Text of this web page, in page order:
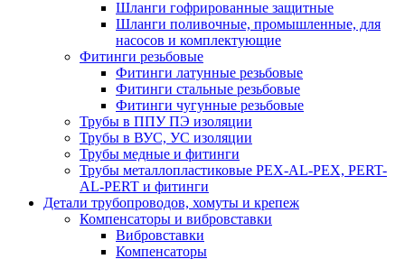
Шланги гофрированные защитные
Шланги поливочные, промышленные, для
насосов и комплектующие
Фитинги резьбовые
Фитинги латунные резьбовые
Фитинги стальные резьбовые
Фитинги чугунные резьбовые
Трубы в ППУ ПЭ изоляции
Трубы в ВУС, УС изоляции
Трубы медные и фитинги
Трубы металлопластиковые PEX-AL-PEX, PERT-
AL-PERT и фитинги
Детали трубопроводов, хомуты и крепеж
Компенсаторы и вибровставки
Вибровставки
Компенсаторы